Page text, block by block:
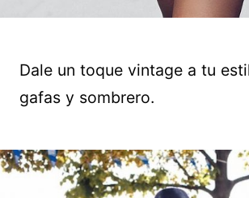
Dale un toque vintage a tu
gafas y sombrero.